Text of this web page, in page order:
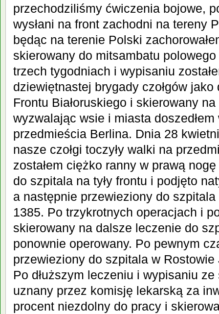
przechodziliśmy ćwiczenia bojowe,
wysłani na front zachodni na tereny
będąc na terenie Polski
skierowany do mitsambatu
trzech tygodniach i wypisaniu
dziewiętnastej brygady czołgów jako
Frontu Białoruskiego i skierowany
wyzwalając wsie i miasta
przedmieścia Berlina. Dnia 28
nasze czołgi toczyły walki na
zostałem ciężko ranny w prawą
do szpitala na tyły frontu i podjęto
a następnie przewieziony do
1385. Po trzykrotnych operacjach i
skierowany na dalsze leczenie do
ponownie operowany. Po pewnym
przewieziony do szpitala w Rostowie
Po dłuższym leczeniu i wypisaniu ze
uznany przez komisję lekarską za
procent niezdolny do pracy i